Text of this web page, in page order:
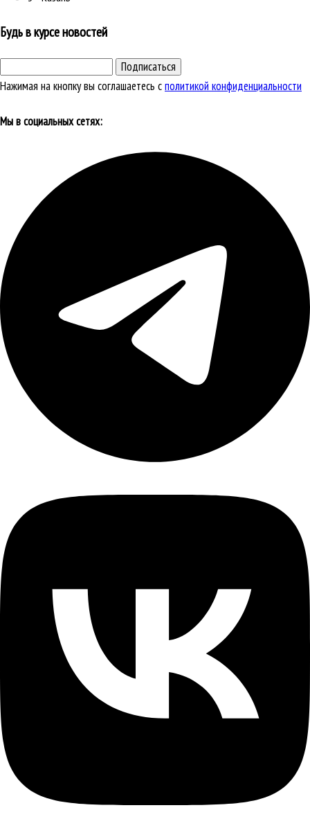
Будь в курсе новостей
Подписаться
Нажимая на кнопку вы соглашаетесь сполитикой конфиденциальности
Мы в социальных сетях: